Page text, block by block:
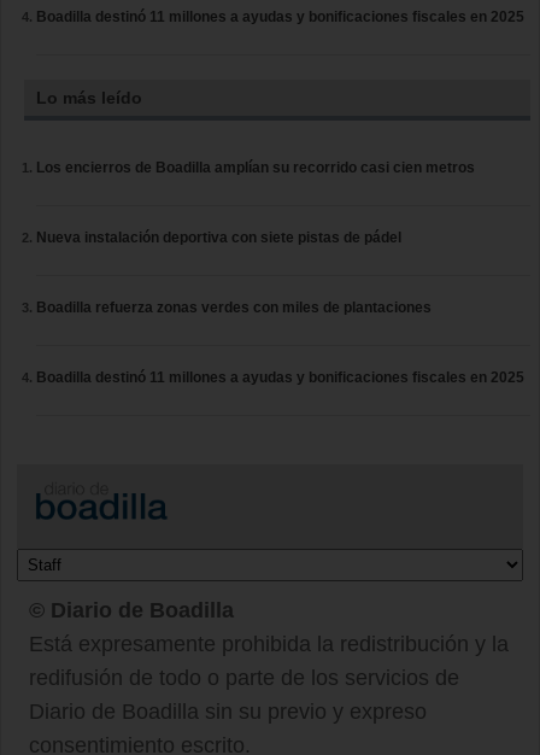
Boadilla destinó 11 millones a ayudas y bonificaciones fiscales en 2025
Lo más leído
Los encierros de Boadilla amplían su recorrido casi cien metros
Nueva instalación deportiva con siete pistas de pádel
Boadilla refuerza zonas verdes con miles de plantaciones
Boadilla destinó 11 millones a ayudas y bonificaciones fiscales en 2025
© Diario de Boadilla
Está expresamente prohibida la redistribución y la
redifusión de todo o parte de los servicios de
Diario de Boadilla sin su previo y expreso
consentimiento escrito.